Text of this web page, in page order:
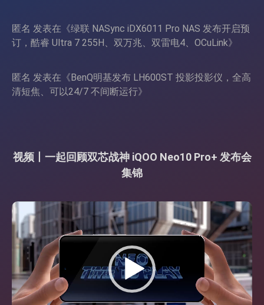
匿名 发表在《绿联 NASync iDX6011 Pro NAS 发布开启预
订，酷睿 Ultra 7 255H、双万兆、双雷电4、OCuLink》
匿名 发表在《BenQ明基发布 LH600ST 投影投影仪，全高
清短焦、可以24/7 不间断运行》
视频丨一起回顾双芯战神 iQOO Neo10 Pro+ 发布会
集锦
视
频
播
放